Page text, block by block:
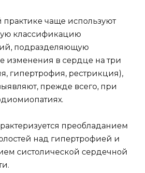
чаще используют
классификацию
подразделяющую
изменения в сердце на три
гипертрофия, рестрикция),
прежде всего, при
преобладанием
над гипертрофией и
систолической сердечной